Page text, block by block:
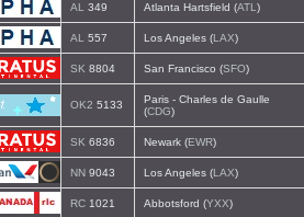
AL 349 Atlanta Hartsfield (ATL )
AL 557 Los Angeles (LAX)
SK 8804 San Francisco (SFO)
OK2 5133
Paris - Charles de Gaulle
(CDG)
SK 6836 Newark (EWR)
NN 9043 Los Angeles (LAX)
RC 1021 Abbotsford (YXX)